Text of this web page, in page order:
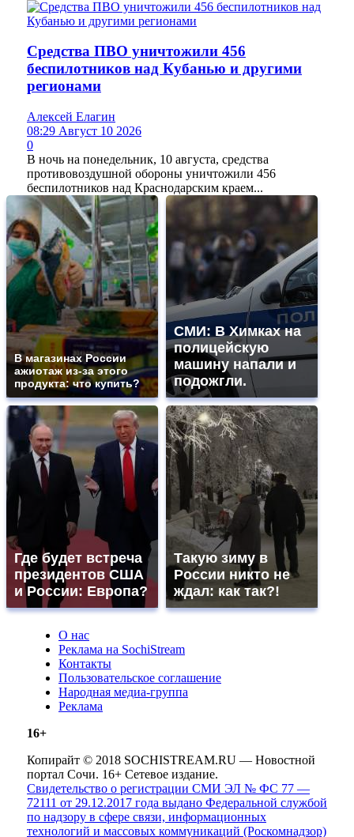
Средства ПВО уничтожили 456
беспилотников над Кубанью и другими
регионами
Алексей Елагин
08:29 Август 10 2026
0
В ночь на понедельник, 10 августа, средства
противовоздушной обороны уничтожили 456
беспилотников над Краснодарским краем...
В магазинах России
ажиотаж из-за этого
продукта: что купить?
СМИ: В Химках на
полицейскую
машину напали и
подожгли.
Где будет встреча
президентов США
и России: Европа?
Такую зиму в
России никто не
ждал: как так?!
О нас
Реклама на SochiStream
Контакты
Пользовательское соглашение
Народная медиа-группа
Реклама
16+
Копирайт © 2018 SOCHISTREAM.RU — Новостной
портал Сочи. 16+ Сетевое издание.
Свидетельство о регистрации СМИ ЭЛ № ФС 77 —
72111 от 29.12.2017 года выдано Федеральной службой
по надзору в сфере связи, информационных
технологий и массовых коммуникаций (Роскомнадзор)